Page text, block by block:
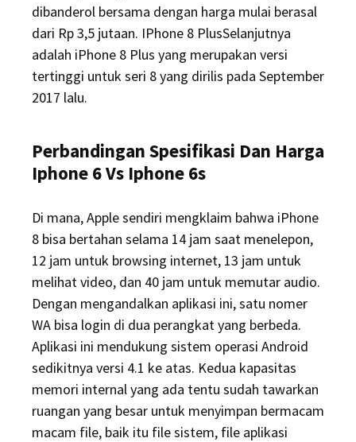
dibanderol bersama dengan harga mulai berasal
dari Rp 3,5 jutaan. IPhone 8 PlusSelanjutnya
adalah iPhone 8 Plus yang merupakan versi
tertinggi untuk seri 8 yang dirilis pada September
2017 lalu.
Perbandingan Spesifikasi Dan Harga
Iphone 6 Vs Iphone 6s
Di mana, Apple sendiri mengklaim bahwa iPhone
8 bisa bertahan selama 14 jam saat menelepon,
12 jam untuk browsing internet, 13 jam untuk
melihat video, dan 40 jam untuk memutar audio.
Dengan mengandalkan aplikasi ini, satu nomer
WA bisa login di dua perangkat yang berbeda.
Aplikasi ini mendukung sistem operasi Android
sedikitnya versi 4.1 ke atas. Kedua kapasitas
memori internal yang ada tentu sudah tawarkan
ruangan yang besar untuk menyimpan bermacam
macam file, baik itu file sistem, file aplikasi